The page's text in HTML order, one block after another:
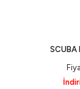
SCUBA